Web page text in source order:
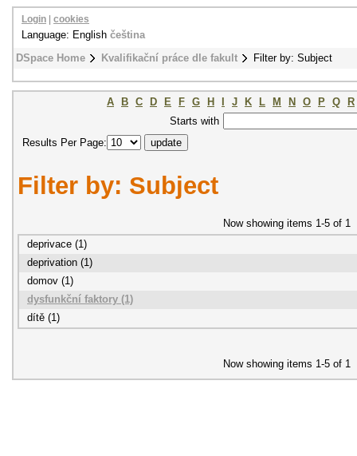
DSpace Home Kvalifikační práce dle fakult Filter by: Subject
Login cookies
Language: English čeština
A B C D E F G H J K L M N O P Q
R
Starts with
Results Per Page:
Filter by: Subject
Now showing items 1-5 of 1
deprivace (1)
deprivation (1)
domov (1)
dysfunkční faktory (1)
dítě (1)
Now showing items 1-5 of 1